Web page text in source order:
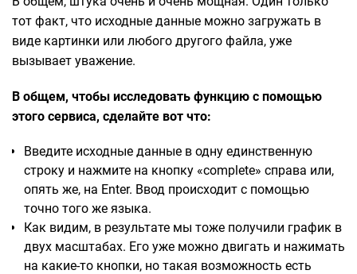
тот факт, что исходные данные можно загружать в
виде картинки или любого другого файла, уже
вызывает уважение.
В общем, чтобы исследовать функцию с помощью
этого сервиса, сделайте вот что:
Введите исходные данные в одну единственную
строку и нажмите на кнопку «complete» справа или,
опять же, на Enter. Ввод происходит с помощью
точно того же языка.
Как видим, в результате мы тоже получили график в
двух масштабах. Его уже можно двигать и нажимать
на какие-то кнопки, но такая возможность есть